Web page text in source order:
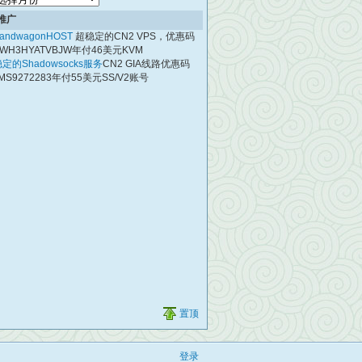
广
超稳定的CN2 VPS，优惠码
年付46美元KVM
定的Shadowsocks服务CN2 GIA线路优惠码
年付55美元SS/V2账号
置顶
登录